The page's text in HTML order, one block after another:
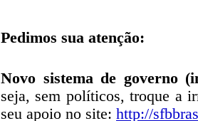
Pedimos sua atenção:
Novo sistema de governo
seja, sem políticos, troque a
seu apoio no site: http://